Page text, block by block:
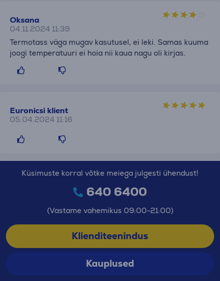
Oksana
04.11.2024 11:39
Termotass väga mugav kasutusel, ei leki. Samas kuuma
joogi temperatuuri ei hoia nii kaua nagu oli kirjas.
Euronicsi klient
05.04.2024 11:16
Küsimuste korral võtke meiega julgesti ühendust!
640 6400
(Vastame vahemikus 09:00-21:00)
Klienditeenindus
Kauplused